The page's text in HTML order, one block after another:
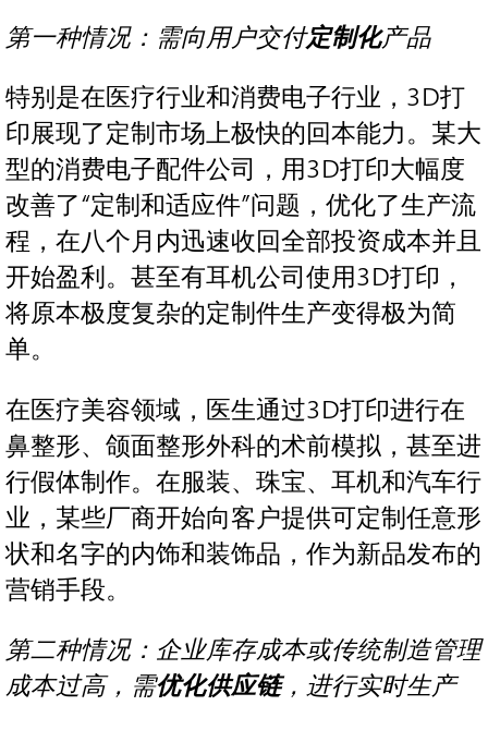
第一种情况：需向用户交付定制化产品
特别是在医疗行业和消费电子行业，3D打
印展现了定制市场上极快的回本能力。某大
型的消费电子配件公司，用3D打印大幅度
改善了“定制和适应件”问题，优化了生产流
程，在八个月内迅速收回全部投资成本并且
开始盈利。甚至有耳机公司使用3D打印，
将原本极度复杂的定制件生产变得极为简
单。
在医疗美容领域，医生通过3D打印进行在
鼻整形、颌面整形外科的术前模拟，甚至进
行假体制作。在服装、珠宝、耳机和汽车行
业，某些厂商开始向客户提供可定制任意形
状和名字的内饰和装饰品，作为新品发布的
营销手段。
第二种情况：企业库存成本或传统制造管理
成本过高，需优化供应链，进行实时生产